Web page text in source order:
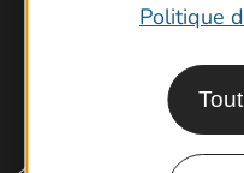
Politique